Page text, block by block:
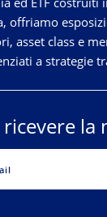
offriamo
asset class e
a strategie
la